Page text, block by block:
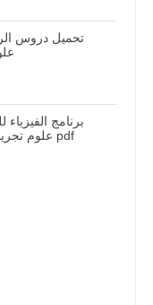
تحميل دروس
برنامج الفيزياء
علوم تجريبية 2025 الجزائر pdf